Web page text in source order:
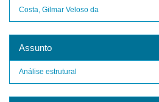
Costa, Gilmar Veloso da
Assunto
Análise estrutural